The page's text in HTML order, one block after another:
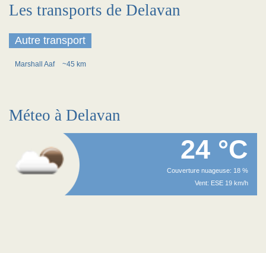
Les transports de Delavan
Autre transport
Marshall Aaf ~45 km
Méteo à Delavan
24 °C
Couverture nuageuse: 18 %
Vent: ESE 19 km/h